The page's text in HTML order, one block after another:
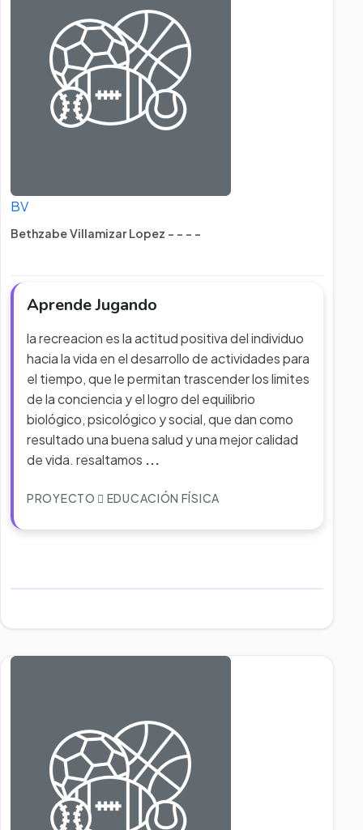
BV
Bethzabe Villamizar Lopez - - - -
Aprende Jugando
la recreacion es la actitud positiva del individuo
hacia la vida en el desarrollo de actividades para
el tiempo, que le permitan trascender los limites
de la conciencia y el logro del equilibrio
biológico, psicológico y social, que dan como
resultado una buena salud y una mejor calidad
de vida. resaltamos ...
PROYECTO EDUCACIÓN FÍSICA